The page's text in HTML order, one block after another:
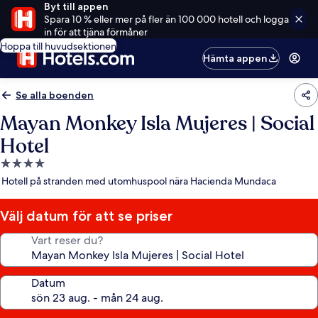
Byt till appen
Spara 10 % eller mer på fler än 100 000 hotell och logga
in för att tjäna förmåner
Hoppa till huvudsektionen
Hämta appen
Se alla boenden
Mayan Monkey Isla Mujeres | Social
Hotel
4.0-
stjärnigt
Hotell på stranden med utomhuspool nära Hacienda Mundaca
Välj datum för att se priser
Vart reser du?
Datum